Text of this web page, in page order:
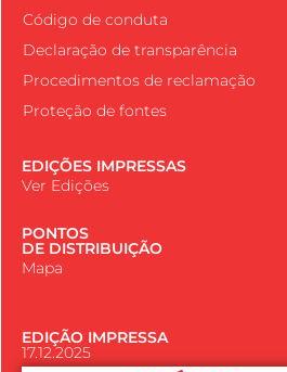
Código de conduta
Declaração de transparência
Procedimentos de reclamação
Proteção de fontes
EDIÇÕES IMPRESSAS
Ver Edições
PONTOS
DE DISTRIBUIÇÃO
Mapa
EDIÇÃO IMPRESSA
17.12.2025